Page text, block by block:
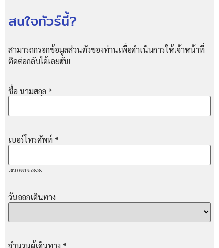
สนใจทัวร์นี้?
สามารถกรอกข้อมูลส่วนตัวของท่านเพื่อดำเนินการให้เจ้าหน้าที่
ติดต่อกลับได้เลยฮับ!
ชื่อ นามสกุล *
เบอร์โทรศัพท์ *
เช่น 0991952828
วันออกเดินทาง
จำนวนผู้เดินทาง *